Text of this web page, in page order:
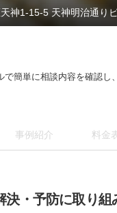
神1-15-5 天神明治通り
で簡単に相談内容を確認
事例紹介 料金
・予防に取り組